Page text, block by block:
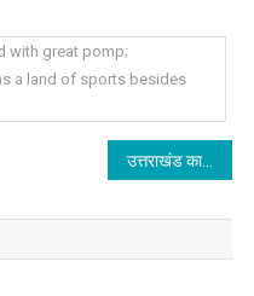
with great pomp;
a land of sports besides
उत्तराखंड का 103 पदक जीतना ऐतिहासिक, हमारे खिलाड़ियों ने देवभूमि को खेल भूमि बना दिया : रेखा आर्या